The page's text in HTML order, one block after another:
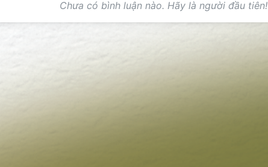
Chưa có bình luận nào. Hãy là người đầu tiên!